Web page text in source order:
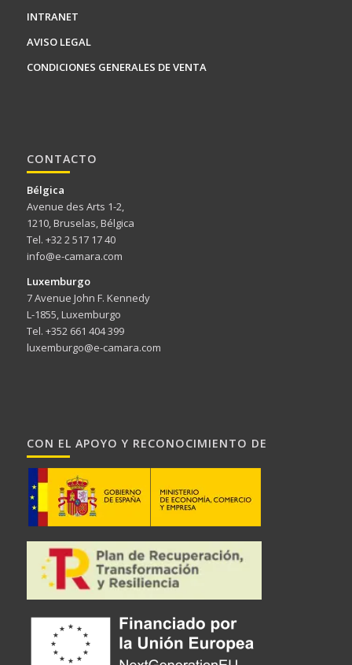
INTRANET
AVISO LEGAL
CONDICIONES GENERALES DE VENTA
CONTACTO
Bélgica
Avenue des Arts 1-2,
1210, Bruselas, Bélgica
Tel. +32 2 517 17 40
info@e-camara.com
Luxemburgo
7 Avenue John F. Kennedy
L-1855, Luxemburgo
Tel. +352 661 404 399
luxemburgo@e-camara.com
CON EL APOYO Y RECONOCIMIENTO DE